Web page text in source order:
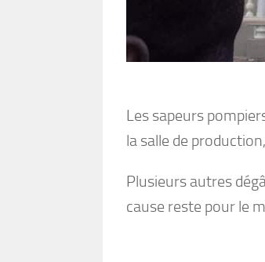
Les sapeurs
la salle de
Plusieurs autres
cause reste pour le